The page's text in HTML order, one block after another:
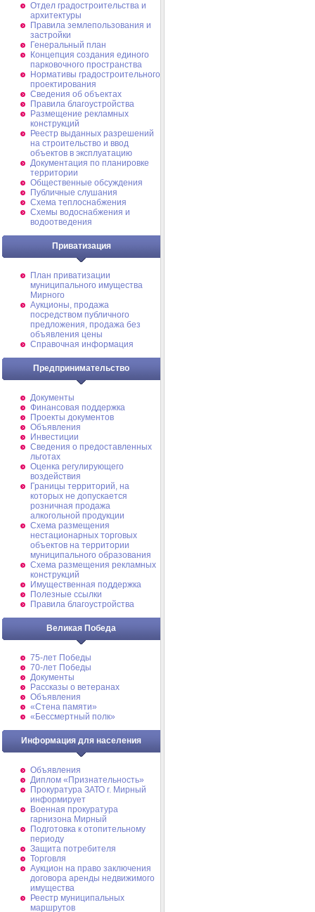
Отдел градостроительства и
архитектуры
Правила землепользования и
застройки
Генеральный план
Концепция создания единого
парковочного пространства
Нормативы градостроительного
проектирования
Сведения об объектах
Правила благоустройства
Размещение рекламных
конструкций
Реестр выданных разрешений
на строительство и ввод
объектов в эксплуатацию
Документация по планировке
территории
Общественные обсуждения
Публичные слушания
Схема теплоснабжения
Схемы водоснабжения и
водоотведения
Приватизация
План приватизации
муниципального имущества
Мирного
Аукционы, продажа
посредством публичного
предложения, продажа без
объявления цены
Справочная информация
Предпринимательство
Документы
Финансовая поддержка
Проекты документов
Объявления
Инвестиции
Сведения о предоставленных
льготах
Оценка регулирующего
воздействия
Границы территорий, на
которых не допускается
розничная продажа
алкогольной продукции
Схема размещения
нестационарных торговых
объектов на территории
муниципального образования
Схема размещения рекламных
конструкций
Имущественная поддержка
Полезные ссылки
Правила благоустройства
Великая Победа
75-лет Победы
70-лет Победы
Документы
Рассказы о ветеранах
Объявления
«Стена памяти»
«Бессмертный полк»
Информация для населения
Объявления
Диплом «Признательность»
Прокуратура ЗАТО г. Мирный
информирует
Военная прокуратура
гарнизона Мирный
Подготовка к отопительному
периоду
Защита потребителя
Торговля
Аукцион на право заключения
договора аренды недвижимого
имущества
Реестр муниципальных
маршрутов